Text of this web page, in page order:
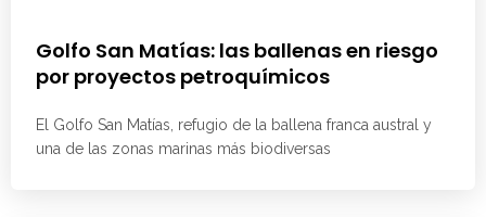
Golfo San Matías: las ballenas en riesgo
por proyectos petroquímicos
El Golfo San Matías, refugio de la ballena franca austral y
una de las zonas marinas más biodiversas